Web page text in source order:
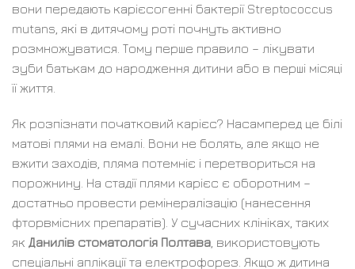
вони передають карієсогенні бактерії Streptococcus
mutans, які в дитячому роті почнуть активно
розмножуватися. Тому перше правило – лікувати
зуби батькам до народження дитини або в перші місяці
її життя.
Як розпізнати початковий карієс? Насамперед це білі
матові плями на емалі. Вони не болять, але якщо не
вжити заходів, пляма потемніє і перетвориться на
порожнину. На стадії плями карієс є оборотним –
достатньо провести ремінералізацію (нанесення
фторвмісних препаратів). У сучасних клініках, таких
як Данилів стоматологія Полтава , використовують
спеціальні аплікації та електрофорез. Якщо ж дитина